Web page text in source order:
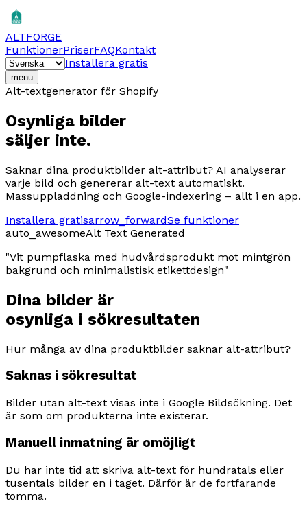
ALTFORGE
FunktionerPriserFAQKontakt
Installera gratis
menu
Alt-textgenerator för Shopify
Osynliga bilder
säljer inte.
Saknar dina produktbilder alt-attribut? AI analyserar
varje bild och genererar alt-text automatiskt.
Massuppladdning och Google-indexering – allt i en app.
Installera gratisarrow_forwardSe funktioner
auto_awesomeAlt Text Generated
"Vit pumpflaska med hudvårdsprodukt mot mintgrön
bakgrund och minimalistisk etikettdesign"
Dina bilder är
osynliga i sökresultaten
Hur många av dina produktbilder saknar alt-attribut?
Saknas i sökresultat
Bilder utan alt-text visas inte i Google Bildsökning. Det
är som om produkterna inte existerar.
Manuell inmatning är omöjligt
Du har inte tid att skriva alt-text för hundratals eller
tusentals bilder en i taget. Därför är de fortfarande
tomma.